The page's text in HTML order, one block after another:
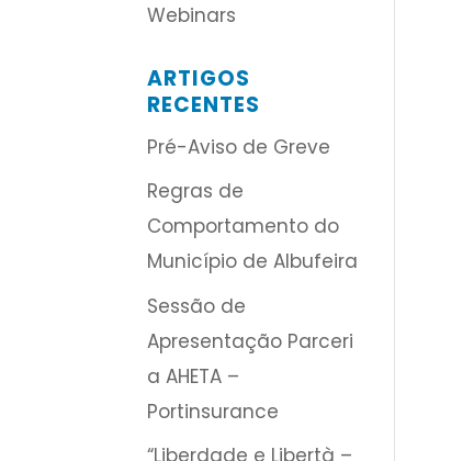
Webinars
ARTIGOS
RECENTES
Pré-Aviso de Greve
Regras de
Comportamento do
Município de Albufeira
Sessão de
Apresentação Parceri
a AHETA –
Portinsurance